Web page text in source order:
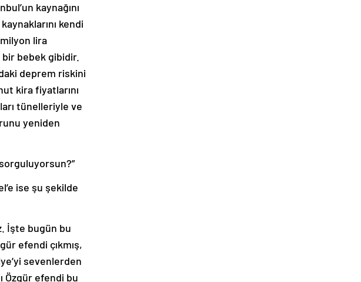
kaynağını
kendi
lira
bir bebek gibidir.
deprem riskini
kira fiyatlarını
tünelleriyle ve
yeniden
ise şu şekilde
İşte bugün bu
efendi çıkmış,
sevenlerden
Özgür efendi bu